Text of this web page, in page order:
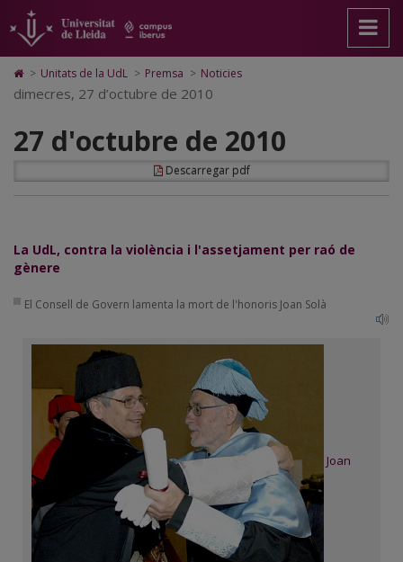
27
d'octubre
de
2010
pàgina
principal.
Universitat
Lleida
contingut
principal
Mapa
Web.
Universitat
Cerca
Accessibilitat.
Universitat
Lleida
Icono
de
Home
ir
a
página
de
> Unitats de la UdL > Premsa > Noticies
dimecres, 27 d’octubre de 2010
27 d'octubre de 2010
Descarregar pdf
La UdL, contra la violència i l'assetjament per raó de
gènere
El Consell de Govern lamenta la mort de l'honoris Joan Solà
Joan